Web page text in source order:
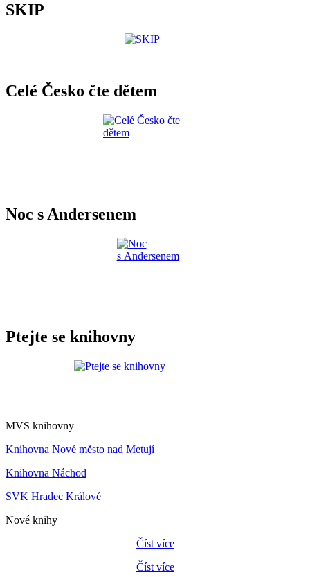
SKIP
Celé Česko čte dětem
Noc s Andersenem
Ptejte se knihovny
MVS knihovny
Knihovna Nové město nad Metují
Knihovna Náchod
SVK Hradec Králové
Nové knihy
Číst více
Číst více